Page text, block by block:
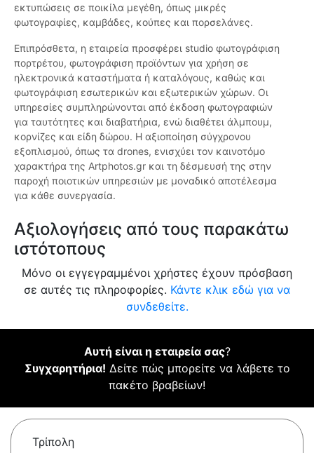
εκτυπώσεις σε ποικίλα μεγέθη, όπως μικρές
φωτογραφίες, καμβάδες, κούπες και πορσελάνες.
Επιπρόσθετα, η εταιρεία προσφέρει studio φωτογράφιση
πορτρέτου, φωτογράφιση προϊόντων για χρήση σε
ηλεκτρονικά καταστήματα ή καταλόγους, καθώς και
φωτογράφιση εσωτερικών και εξωτερικών χώρων. Οι
υπηρεσίες συμπληρώνονται από έκδοση φωτογραφιών
για ταυτότητες και διαβατήρια, ενώ διαθέτει άλμπουμ,
κορνίζες και είδη δώρου. Η αξιοποίηση σύγχρονου
εξοπλισμού, όπως τα drones, ενισχύει τον καινοτόμο
χαρακτήρα της Artphotos.gr και τη δέσμευσή της στην
παροχή ποιοτικών υπηρεσιών με μοναδικό αποτέλεσμα
για κάθε συνεργασία.
Αξιολογήσεις από τους παρακάτω
ιστότοπους
Μόνο οι εγγεγραμμένοι χρήστες έχουν πρόσβαση
σε αυτές τις πληροφορίες. Κάντε κλικ εδώ για να
συνδεθείτε.
Αυτή είναι η εταιρεία σας?
Συγχαρητήρια! Δείτε πώς μπορείτε να λάβετε το
πακέτο βραβείων!
Τρίπολη